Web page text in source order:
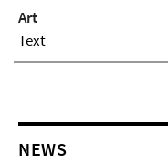
Art
Text
NEWS